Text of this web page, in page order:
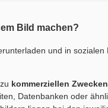
Bild machen?
und in
kommerziellen Zwecken
Datenbanken oder